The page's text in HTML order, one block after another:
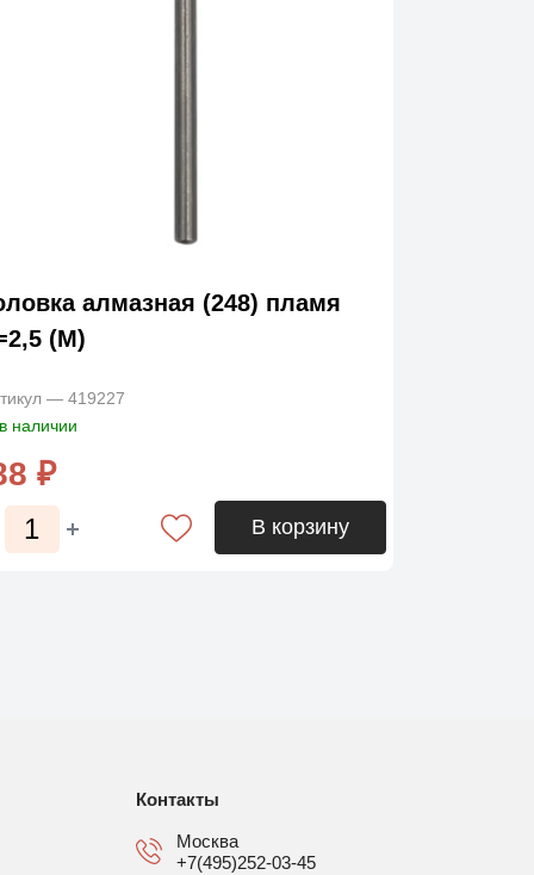
алмазная (248) пламя
(М)
— 419227
наличии
₽
В корзину
Контакты
Москва
+7(495)252-03-45